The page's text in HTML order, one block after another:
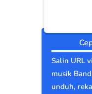
Salin URL
musik
unduh,